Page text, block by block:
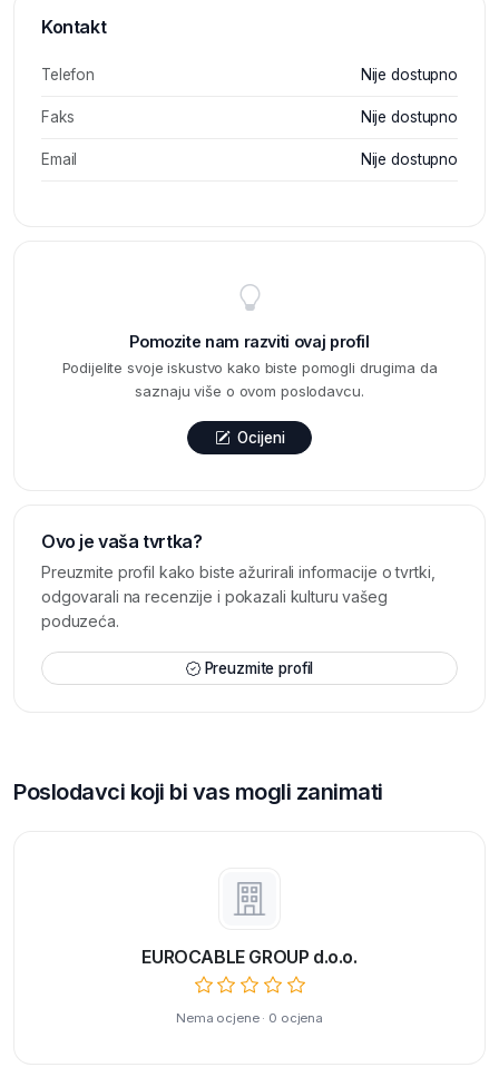
Kontakt
Telefon Nije dostupno
Faks Nije dostupno
Email Nije dostupno
Pomozite nam razviti ovaj profil
Podijelite svoje iskustvo kako biste pomogli drugima da
saznaju više o ovom poslodavcu.
Ocijeni
Ovo je vaša tvrtka?
Preuzmite profil kako biste ažurirali informacije o tvrtki,
odgovarali na recenzije i pokazali kulturu vašeg
poduzeća.
Preuzmite profil
Poslodavci koji bi vas mogli zanimati
EUROCABLE GROUP d.o.o.
Nema ocjene · 0 ocjena